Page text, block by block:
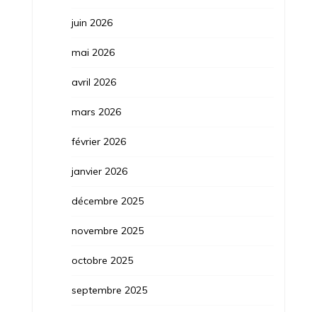
juin 2026
mai 2026
avril 2026
mars 2026
février 2026
janvier 2026
décembre 2025
novembre 2025
octobre 2025
septembre 2025